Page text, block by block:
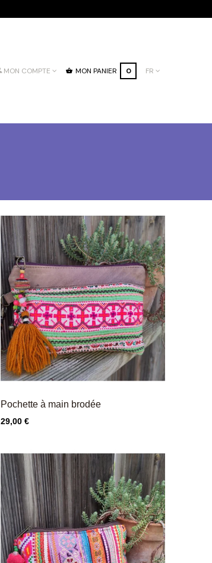
MON COMPTE MON PANIER 0 FR
Pochette à main brodée
Prix
29,00 €